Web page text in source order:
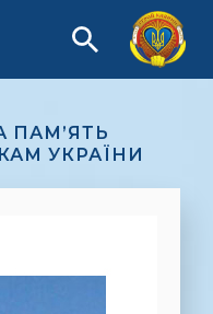
ПАМ’ЯТЬ
УКРАЇНИ